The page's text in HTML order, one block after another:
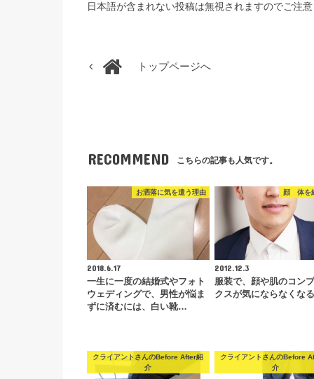
日本語が含まれない投稿は無視されますのでご注
トップページへ
RECOMMEND こちらの記事も人気です。
お洒落に気を遣う理由
2018.6.17
一生に一度の結婚式やフォト
ウェディングで、男性が悩ま
ずに済むには、白い靴…
顔 体を
2012.12.3
服装で、顔や肌のコン
クスが気にならなくな
クライアントさんのBefore After紹
介
クライアントさんのBefore
介